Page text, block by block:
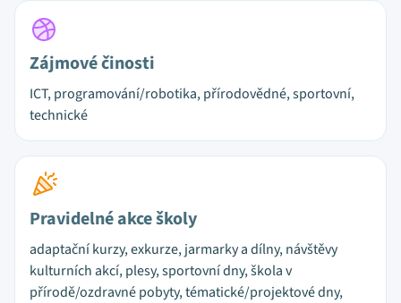
Zájmové činosti
ICT, programování/robotika, přírodovědné, sportovní,
technické
Pravidelné akce školy
adaptační kurzy, exkurze, jarmarky a dílny, návštěvy
kulturních akcí, plesy, sportovní dny, škola v
přírodě/ozdravné pobyty, tématické/projektové dny,